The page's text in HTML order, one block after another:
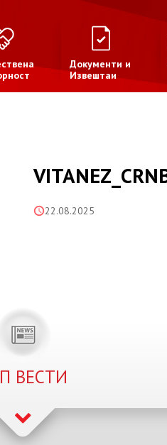
Документи и
Извештаи
22.08.2025
ВЕСТИ